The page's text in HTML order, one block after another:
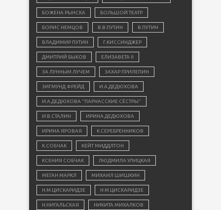
БОЖЕНА РЫНСКА БОЛЬШОЙ ТЕАТР
БОРИС НЕМЦОВ В.В.ПУТИН В.ПУТИН
ВЛАДИМИР ПУТИН Г.КИССИНДЖЕР
ДМИТРИЙ БЫКОВ ЕЛИЗАВЕТА II
ЗА ЛУННЫМ ЛУЧЕМ ЗАХАР ПРИЛЕПИН
ЗИГМУНД ФРЕЙД И.А.ДЕДЮХОВА
И.А.ДЕДЮХОВА "ПАРНАССКИЕ СЁСТРЫ"
И.В.СТАЛИН ИРИНА ДЕДЮХОВА
ИРИНА ЯРОВАЯ К.СЕРЕБРЕННИКОВ
К.СОБЧАК КЕЙТ МИДДЛТОН
КСЕНИЯ СОБЧАК ЛЮДМИЛА УЛИЦКАЯ
МЕГАН МАРКЛ МИХАИЛ ШИШКИН
Н.М.ЦИСКАРИДЗЕ Н.М.ЦИСКАРИДЗЕ
Н.НИГАЛЬСКАЯ НИКИТА МИХАЛКОВ